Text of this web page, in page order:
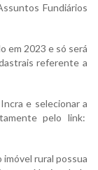
Fundiários
em 2023 e só será
referente a
e selecionar a
pelo link:
rural possua